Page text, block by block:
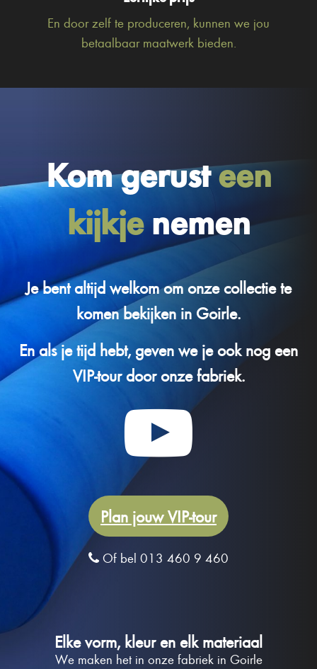
En door zelf te produceren, kunnen we jou
betaalbaar maatwerk bieden.
Kom gerusteen
kijkjenemen
Je bent altijd welkom om onze collectie te
komen bekijken in Goirle.
En als je tijd hebt, geven we je ook nog een
VIP-tour door onze fabriek.
Plan jouw VIP-tour
Of bel 013 460 9 460
Elke vorm, kleur en elk materiaal
We maken het in onze fabriek in Goirle